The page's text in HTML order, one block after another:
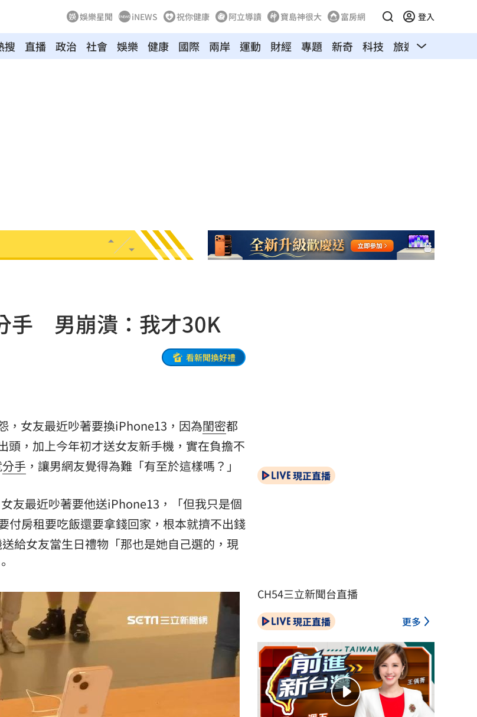
娛樂星聞 iNEWS 祝你健康 阿立導讀 寶島神很大 富房網 登入
搜 直播 政治 社會 娛樂 健康 國際 兩岸 運動 財經 專題 新奇 科技 旅遊 汽車
手 男崩潰：我才30K
看新聞換好禮
，女友最近吵著要換iPhone13，因為閨密都
，加上今年初才送女友新手機，實在負擔不
分手 ，讓男網友覺得為難「有至於這樣嗎？」
友最近吵著要他送iPhone13，「但我只是個
付房租要吃飯還要拿錢回家，根本就擠不出錢
給女友當生日禮物「那也是她自己選的，現
現正直播
CH54三立新聞台直播
現正直播 更多